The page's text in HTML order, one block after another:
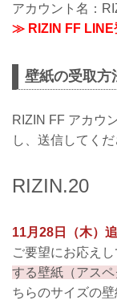
アカウント名：
≫ RIZIN FF LINE
壁紙の受取方
RIZIN FF アカウ
し、送信してくだ
RIZIN.20
11月28日（木）
ご要望にお応えし
する壁紙（アスペ
ちらのサイズの